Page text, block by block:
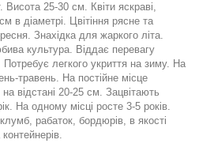
25-30 см. Квіти яскраві,
в діаметрі. Цвітіння рясне та
Знахідка для жаркого літа.
культура. Віддає перевагу
легкого укриття на зиму. На
травень. На постійне місце
відстані 20-25 см. Зацвітають
На одному місці росте 3-5 років.
рабаток, бордюрів, в якості